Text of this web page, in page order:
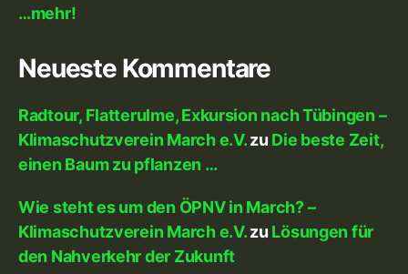
…mehr!
Neueste Kommentare
Radtour, Flatterulme, Exkursion nach Tübingen –
Klimaschutzverein March e.V.zu Die beste Zeit,
einen Baum zu pflanzen …
Wie steht es um den ÖPNV in March? –
Klimaschutzverein March e.V.zu Lösungen für
den Nahverkehr der Zukunft